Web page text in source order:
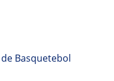
Basquetebol